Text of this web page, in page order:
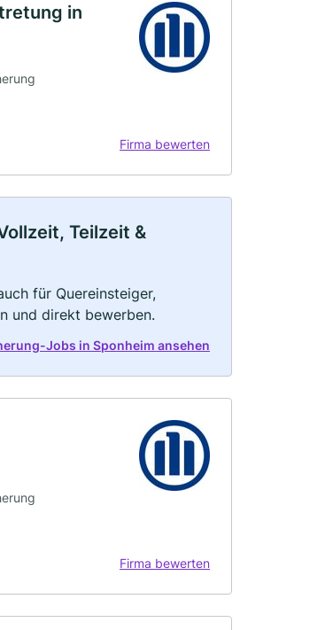
in
Firma bewerten
Teilzeit &
für Quereinsteiger,
und direkt bewerben.
Jobs in Sponheim ansehen
Firma bewerten